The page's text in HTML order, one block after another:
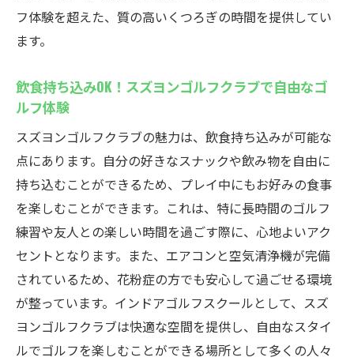
フ体験を超えた、質の高いくつろぎの時間を提供してい
ます。
飲食持ち込みOK！スズヨンゴルフクラブで自由なゴ
ルフ体験
スズヨンゴルフクラブの魅力は、飲食持ち込みが可能な
点にあります。自分の好きなスナックや飲み物を自由に
持ち込むことができるため、プレイ中にもお好みの食事
を楽しむことができます。これは、特に長時間のゴルフ
練習や友人との楽しい時間を過ごす際に、心地よいアク
セントとなります。また、エアコンと空気清浄機が完備
されているため、花粉症の方でも安心して過ごせる環境
が整っています。インドアゴルフスクールとして、スズ
ヨンゴルフクラブは快適な空間を提供し、自由なスタイ
ルでゴルフを楽しむことができる場所として多くの人々